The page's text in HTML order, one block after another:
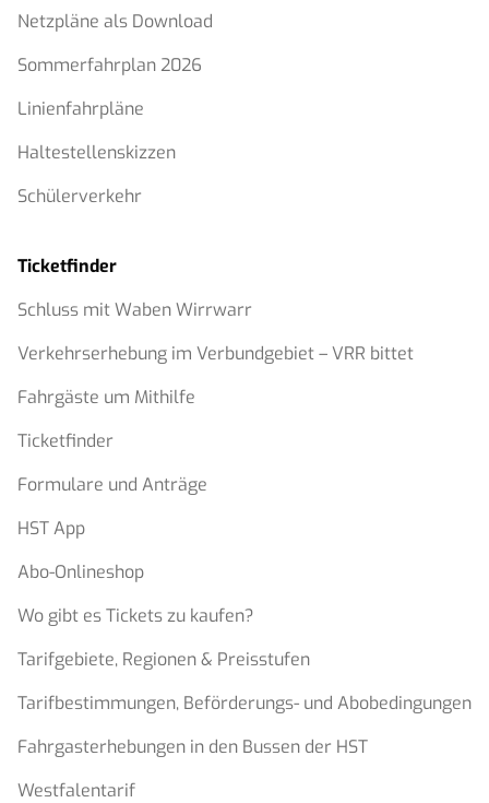
Netzpläne als Download
Sommerfahrplan 2026
Linienfahrpläne
Haltestellenskizzen
Schülerverkehr
Ticketfinder
Schluss mit Waben Wirrwarr
Verkehrserhebung im Verbundgebiet – VRR bittet
Fahrgäste um Mithilfe
Ticketfinder
Formulare und Anträge
HST App
Abo-Onlineshop
Wo gibt es Tickets zu kaufen?
Tarifgebiete, Regionen & Preisstufen
Tarifbestimmungen, Beförderungs- und Abobedingungen
Fahrgasterhebungen in den Bussen der HST
Westfalentarif